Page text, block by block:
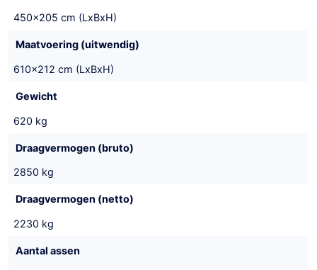
450x205 cm (LxBxH)
Maatvoering (uitwendig)
610x212 cm (LxBxH)
Gewicht
620 kg
Draagvermogen (bruto)
2850 kg
Draagvermogen (netto)
2230 kg
Aantal assen